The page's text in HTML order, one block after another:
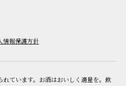
情報保護方針
ています。お酒はおいしく適量を。飲